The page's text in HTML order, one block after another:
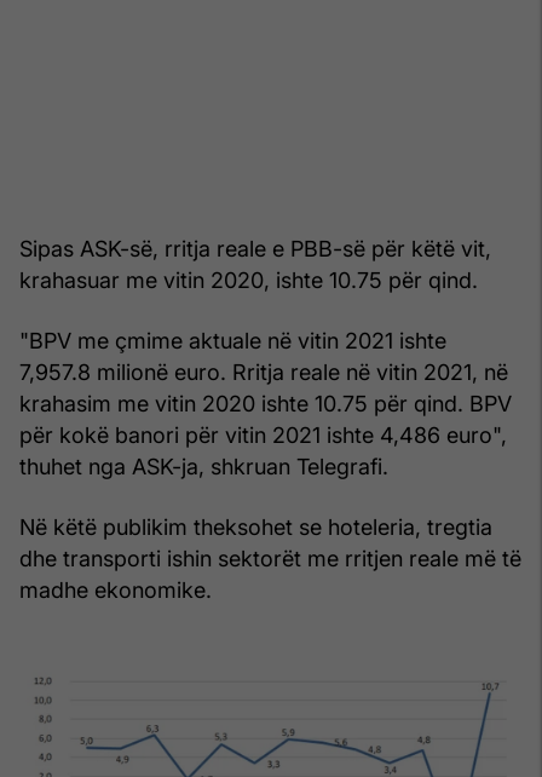
Sipas ASK-së, rritja reale e PBB-së për këtë vit,
krahasuar me vitin 2020, ishte 10.75 për qind.
"BPV me çmime aktuale në vitin 2021 ishte
7,957.8 milionë euro. Rritja reale në vitin 2021, në
krahasim me vitin 2020 ishte 10.75 për qind. BPV
për kokë banori për vitin 2021 ishte 4,486 euro",
thuhet nga ASK-ja, shkruan Telegrafi.
Në këtë publikim theksohet se hoteleria, tregtia
dhe transporti ishin sektorët me rritjen reale më të
madhe ekonomike.